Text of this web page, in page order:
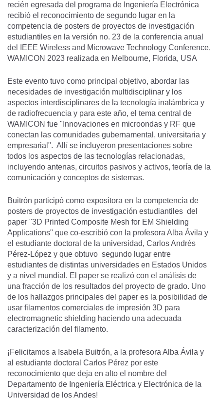
recién egresada del programa de Ingeniería Electrónica
recibió el reconocimiento de segundo lugar en la
competencia de posters de proyectos de investigación
estudiantiles en la versión no. 23 de la conferencia anual
del IEEE Wireless and Microwave Technology Conference,
WAMICON 2023 realizada en Melbourne, Florida, USA
Este evento tuvo como principal objetivo, abordar las
necesidades de investigación multidisciplinar y los
aspectos interdisciplinares de la tecnología inalámbrica y
de radiofrecuencia y para este año, el tema central de
WAMICON fue "Innovaciones en microondas y RF que
conectan las comunidades gubernamental, universitaria y
empresarial". Allí se incluyeron presentaciones sobre
todos los aspectos de las tecnologías relacionadas,
incluyendo antenas, circuitos pasivos y activos, teoría de la
comunicación y conceptos de sistemas.
Buitrón participó como expositora en la competencia de
posters de proyectos de investigación estudiantiles del
paper "3D Printed Composite Mesh for EM Shielding
Applications" que co-escribió con la profesora Alba Ávila y
el estudiante doctoral de la universidad, Carlos Andrés
Pérez-López y que obtuvo segundo lugar entre
estudiantes de distintas universidades en Estados Unidos
y a nivel mundial. El paper se realizó con el análisis de
una fracción de los resultados del proyecto de grado. Uno
de los hallazgos principales del paper es la posibilidad de
usar filamentos comerciales de impresión 3D para
electromagnetic shielding haciendo una adecuada
caracterización del filamento.
¡Felicitamos a Isabela Buitrón, a la profesora Alba Ávila y
al estudiante doctoral Carlos Pérez por este
reconocimiento que deja en alto el nombre del
Departamento de Ingeniería Eléctrica y Electrónica de la
Universidad de los Andes!